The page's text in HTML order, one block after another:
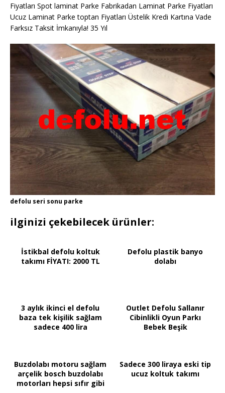
Fiyatları Spot laminat Parke Fabrikadan Laminat Parke Fiyatları
Ucuz Laminat Parke toptan Fiyatları Üstelik Kredi Kartına Vade
Farksız Taksit İmkanıyla! 35 Yıl
defolu seri sonu parke
ilginizi çekebilecek ürünler:
İstikbal defolu koltuk
takımı FİYATI: 2000 TL
Defolu plastik banyo
dolabı
3 aylık ikinci el defolu
baza tek kişilik sağlam
sadece 400 lira
Outlet Defolu Sallanır
Cibinlikli Oyun Parkı
Bebek Beşik
Buzdolabı motoru sağlam
arçelik bosch buzdolabı
motorları hepsi sıfır gibi
Sadece 300 liraya eski tip
ucuz koltuk takımı